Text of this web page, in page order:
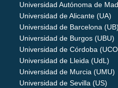
Universidad Autónoma de
Universidad de Alicante (UA)
Universidad de Barcelona (UB)
Universidad de Burgos (UBU)
Universidad de Córdoba
Universidad de Lleida (UdL)
Universidad de Murcia (UMU)
Universidad de Sevilla (US)